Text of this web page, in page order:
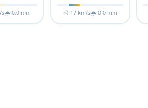
s🌧 0.0 mm 💨 17 km/s🌧 0.0 mm